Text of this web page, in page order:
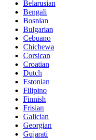
Belarusian
Bengali
Bosnian
Bulgarian
Cebuano
Chichewa
Corsican
Croatian
Dutch
Estonian
Filipino
Finnish
Frisian
Galician
Georgian
Gujarati